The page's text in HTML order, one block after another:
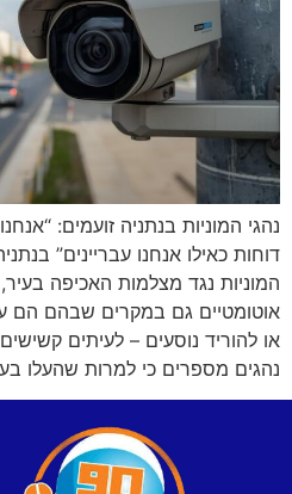
נהגי המוניות בנתניה זועמים:
דוחות כאילו אנחנו עבריינים”
המוניות נגד מצלמות האכיפה
אוטומטיים גם במקרים שבהם הם
או להוריד נוסעים – לעיתים
נהגים מספרים כי למרות שהעלו